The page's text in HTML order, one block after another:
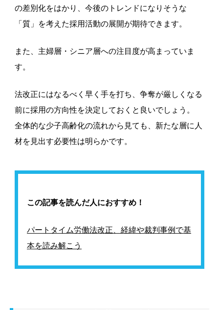
の差別化をはかり、今後のトレンドになりそうな
「質」を考えた採用活動の展開が期待できます。
また、主婦層・シニア層への注目度が高まっていま
す。
法改正にはなるべく早く手を打ち、争奪が厳しくなる
前に採用の方向性を決定しておくと良いでしょう。
全体的な少子高齢化の流れから見ても、新たな層に人
材を見出す必要性は明らかです。
この記事を読んだ人におすすめ！
パートタイム労働法改正、経緯や裁判事例で基
本を読み解こう